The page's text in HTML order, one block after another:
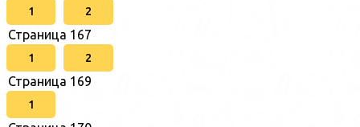
1 2
Страница 167
1 2
Страница 169
1